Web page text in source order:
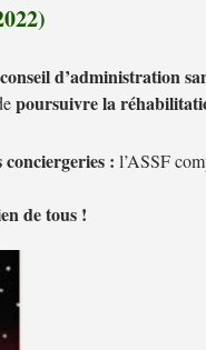
d’administration
poursuivre la
: l’ASSF
de tous !